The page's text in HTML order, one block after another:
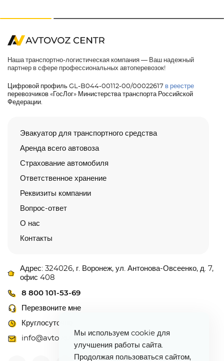
Наша транспортно-логистическая компания — Ваш надежный
партнер в сфере профессиональных автоперевозок!
Цифровой профиль GL-B044-00112-00/00022617 в реестре
перевозчиков «ГосЛог» Министерства транспорта Российской
Федерации.
Эвакуатор для транспортного средства
Аренда всего автовоза
Страхование автомобиля
Ответственное хранение
Реквизиты компании
Вопрос-ответ
О нас
Контакты
Адрес: 324026, г. Воронеж, ул. Антонова-Овсеенко, д. 7,
офис 408
8 800 101-53-69
Перезвоните мне
Круглосуточно
info@avtovoz-centr.ru
Мы используем cookie для
улучшения работы сайта.
Продолжая пользоваться сайтом,